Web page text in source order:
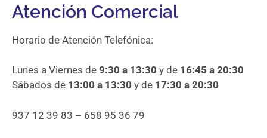
Atención Comercial
Horario de Atención Telefónica:
Lunes a Viernes de 9:30 a 13:30 y de 16:45 a 20:30
Sábados de 13:00 a 13:30 y de 17:30 a 20:30
937 12 39 83 – 658 95 36 79